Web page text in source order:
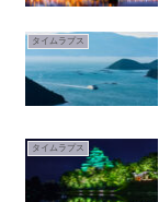
タイムラプス
タイムラプス